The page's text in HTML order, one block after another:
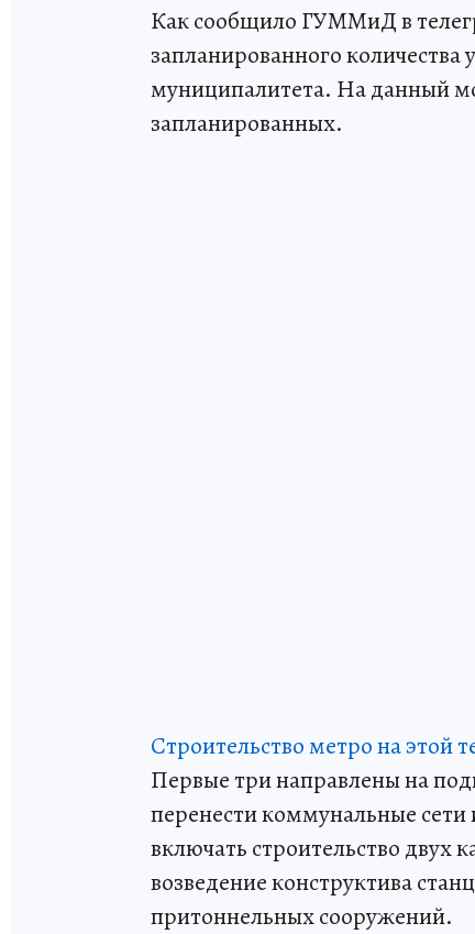
Как сообщило ГУММиД в
запланированного количества
муниципалитета. На данный
запланированных.
Строительство метро на этой
Первые три направлены на
перенести коммунальные
включать строительство двух
возведение конструктива
притоннельных сооружений.